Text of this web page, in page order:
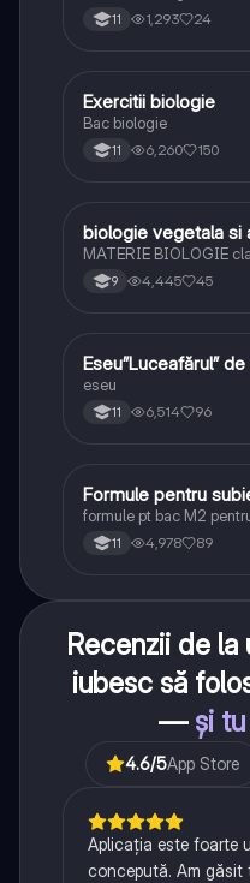
11 1,293 24
Biologie
Exercitii biologie
Bac biologie
11 6,260 150
Biologie
biologie vegetala si
MATERIE BIOLOGIE
9 4,445 45
Limba și literatura
Eseu”Luceafărul”
eseu
11 6,514 96
Matematică
Formule pentru
formule pt bac M2
11 4,978 89
Recenzii de
iubesc să
— și
4.6/5App Store
Aplicația este foarte
concepută. Am